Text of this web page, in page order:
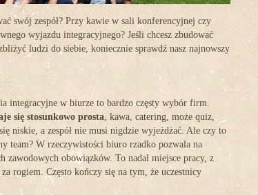
swój zespół? Przy kawie w sali konferencyjnej czy
wyjazdu integracyjnego? Jeśli chcesz zbudować
ludzi do siebie, koniecznie sprawdź nasz najnowszy
integracyjne w biurze to bardzo częsty wybór firm.
się stosunkowo prosta, kawa, catering, może quiz,
niskie, a zespół nie musi nigdzie wyjeżdżać. Ale czy to
team? W rzeczywistości biuro rzadko pozwala na
zawodowych obowiązków. To nadal miejsce pracy, z
rogiem. Często kończy się na tym, że uczestnicy